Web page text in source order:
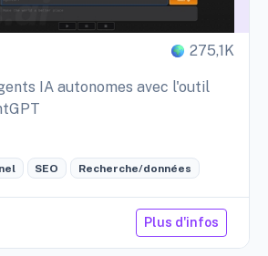
275,1K
IA autonomes avec l'outil
SEO Recherche/données
Plus d'infos